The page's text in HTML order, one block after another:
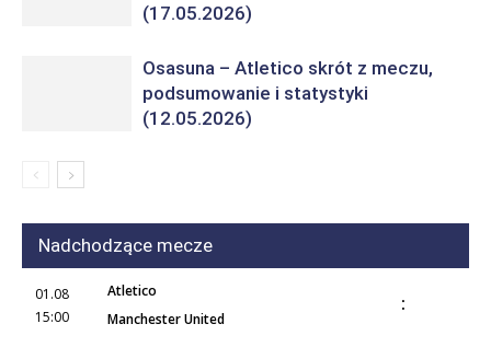
(17.05.2026)
Osasuna – Atletico skrót z meczu,
podsumowanie i statystyki
(12.05.2026)
Nadchodzące mecze
01.08
15:00
Atletico
Manchester United
: